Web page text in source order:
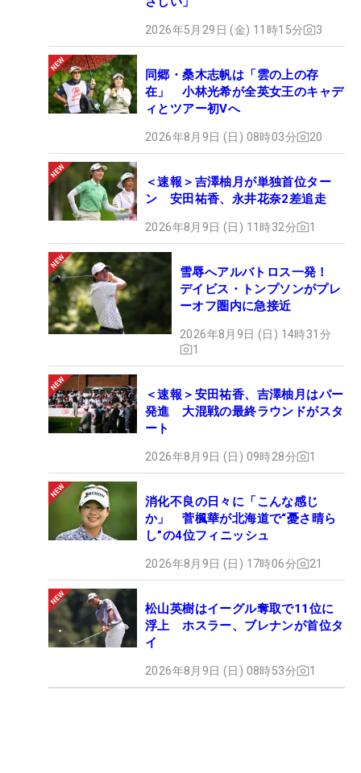
2026年5月29日 (金) 11時15分 3
同郷・桑木志帆は「雲の上の存
在」 小林光希が全英女王のキャデ
ィとツアー初Vへ
2026年8月9日 (日) 08時03分 20
＜速報＞吉澤柚月が単独首位ター
ン 安田祐香、永井花奈2差追走
2026年8月9日 (日) 11時32分 1
雪辱へアルバトロス一発！
デイビス・トンプソンがプレ
ーオフ圏内に急接近
2026年8月9日 (日) 14時31分
1
＜速報＞安田祐香、吉澤柚月はパー
発進 大混戦の最終ラウンドがスタ
ート
2026年8月9日 (日) 09時28分 1
消化不良の日々に「こんな感じ
か」 菅楓華が北海道で“憂さ晴ら
し”の4位フィニッシュ
2026年8月9日 (日) 17時06分 21
松山英樹はイーグル奪取で11位に
浮上 ホスラー、ブレナンが首位タ
イ
2026年8月9日 (日) 08時53分 1